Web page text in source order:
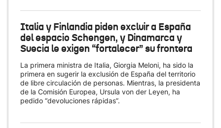
Italia y Finlandia piden excluir a España
del espacio Schengen, y Dinamarca y
Suecia le exigen “fortalecer” su frontera
La primera ministra de Italia, Giorgia Meloni, ha sido la
primera en sugerir la exclusión de España del territorio
de libre circulación de personas. Mientras, la presidenta
de la Comisión Europea, Ursula von der Leyen, ha
pedido “devoluciones rápidas”.